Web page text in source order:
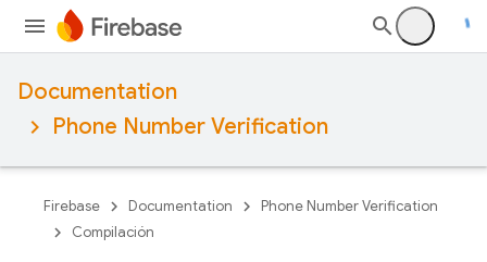
Documentation
Phone Number Verification
Firebase Documentation
Phone Number Verification
Compilación